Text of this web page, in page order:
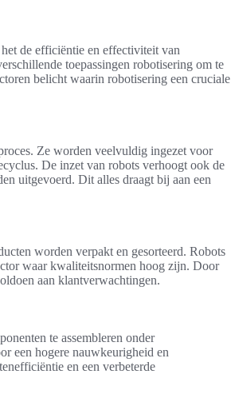
de efficiëntie en effectiviteit van
toepassingen robotisering om te
belicht waarin robotisering een cruciale
Ze worden veelvuldig ingezet voor
De inzet van robots verhoogt ook de
uitgevoerd. Dit alles draagt bij aan een
worden verpakt en gesorteerd. Robots
waar kwaliteitsnormen hoog zijn. Door
aan klantverwachtingen.
te assembleren onder
een hogere nauwkeurigheid en
en een verbeterde